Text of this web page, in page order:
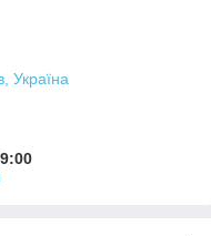
Україна